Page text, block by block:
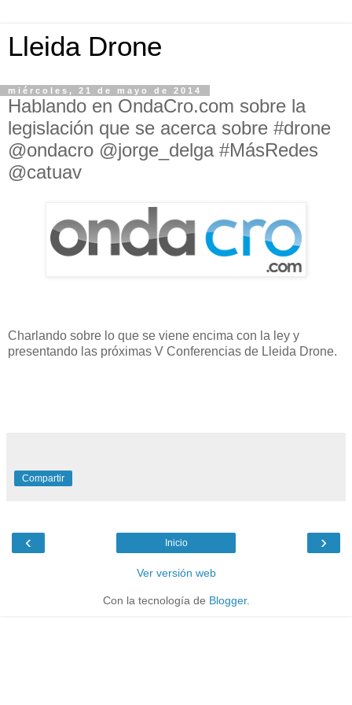
Lleida Drone
miércoles, 21 de mayo de 2014
Hablando en OndaCro.com sobre la
legislación que se acerca sobre #drone
@ondacro @jorge_delga #MásRedes
@catuav
Charlando sobre lo que se viene encima con la ley y
presentando las próximas V Conferencias de Lleida Drone.
Compartir
‹ ›
Inicio
Ver versión web
Con la tecnología de Blogger.